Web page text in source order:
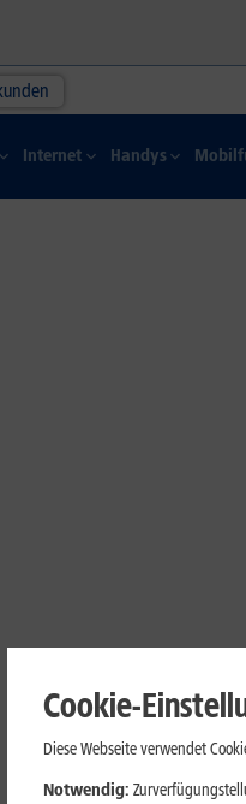
Internet Handys
Cookie-
Diese Webseite verwendet
Notwendig: